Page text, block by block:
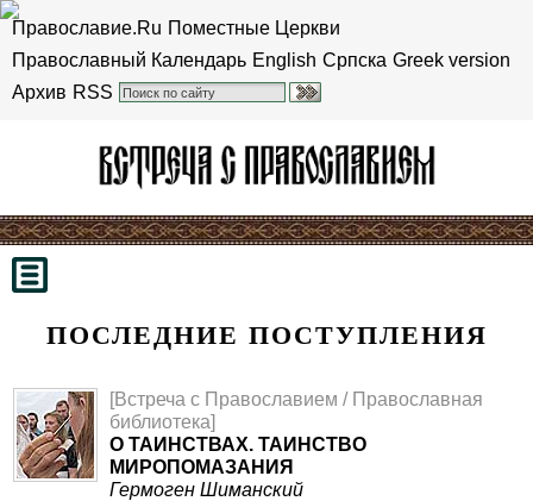
Православие.Ru Поместные Церкви
Православный Календарь English Српска Greek version
Архив RSS
ПОСЛЕДНИЕ ПОСТУПЛЕНИЯ
[Встреча с Православием / Православная
библиотека]
О ТАИНСТВАХ. ТАИНСТВО
МИРОПОМАЗАНИЯ
Гермоген Шиманский